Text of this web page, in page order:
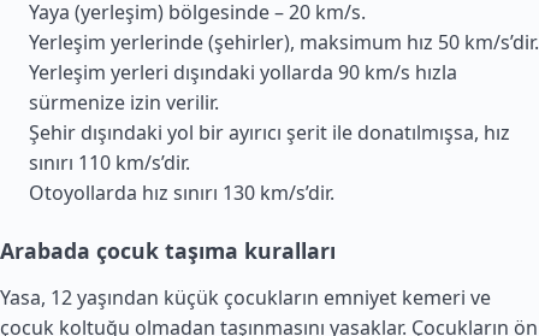
Yaya (yerleşim) bölgesinde – 20 km/s.
Yerleşim yerlerinde (şehirler), maksimum hız 50 km/s’dir.
Yerleşim yerleri dışındaki yollarda 90 km/s hızla
sürmenize izin verilir.
Şehir dışındaki yol bir ayırıcı şerit ile donatılmışsa, hız
sınırı 110 km/s’dir.
Otoyollarda hız sınırı 130 km/s’dir.
Arabada çocuk taşıma kuralları
Yasa, 12 yaşından küçük çocukların emniyet kemeri ve
çocuk koltuğu olmadan taşınmasını yasaklar. Çocukların ön